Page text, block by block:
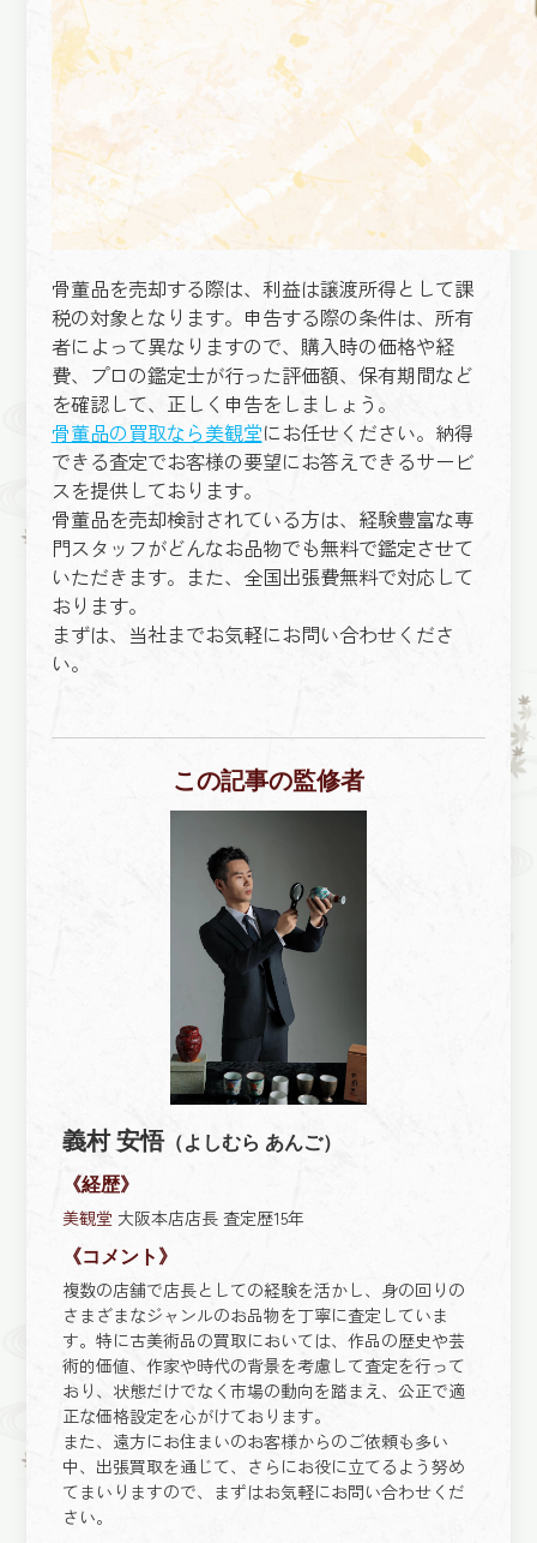
骨董品を売却する際は、利益は譲渡所得として課
税の対象となります。申告する際の条件は、所有
者によって異なりますので、購入時の価格や経
費、プロの鑑定士が行った評価額、保有期間など
を確認して、正しく申告をしましょう。
骨董品の買取なら美観堂にお任せください。納得
できる査定でお客様の要望にお答えできるサービ
スを提供しております。
骨董品を売却検討されている方は、経験豊富な専
門スタッフがどんなお品物でも無料で鑑定させて
いただきます。また、全国出張費無料で対応して
おります。
まずは、当社までお気軽にお問い合わせくださ
い。
この記事の監修者
義村 安悟（よしむら あんご）
《経歴》
美観堂 大阪本店店長 査定歴15年
《コメント》
複数の店舗で店長としての経験を活かし、身の回りの
さまざまなジャンルのお品物を丁寧に査定していま
す。特に古美術品の買取においては、作品の歴史や芸
術的価値、作家や時代の背景を考慮して査定を行って
おり、状態だけでなく市場の動向を踏まえ、公正で適
正な価格設定を心がけております。
また、遠方にお住まいのお客様からのご依頼も多い
中、出張買取を通じて、さらにお役に立てるよう努め
てまいりますので、まずはお気軽にお問い合わせくだ
さい。